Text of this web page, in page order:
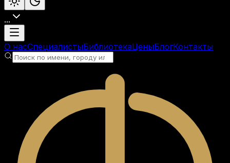
...
Загрузка аккаунта
О насСпециалистыБиблиотекаЦеныБлогКонтакты